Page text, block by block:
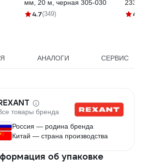
мм, 20 м, черная 305-030
4.7(349)
23333-
4.8
АНАЛОГИ СЕРВИС
товары бренда
Россия — родина бренда
Китай — страна производства
об упаковке